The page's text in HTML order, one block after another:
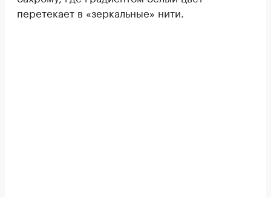
перетекает в «зеркальные» нити.